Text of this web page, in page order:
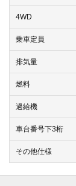
4WD
乗車定員
排気量
燃料
過給機
車台番号下3桁
その他仕様